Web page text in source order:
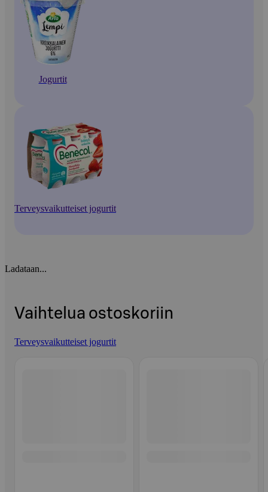
Jogurtit
Terveysvaikutteiset jogurtit
Ladataan...
Vaihtelua ostoskoriin
Terveysvaikutteiset jogurtit